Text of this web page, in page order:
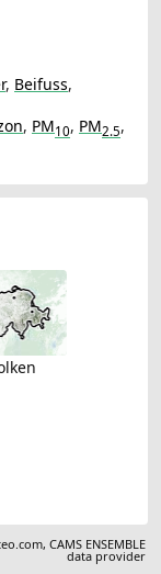
, Beifuss,
, PM10, PM2.5,
,CAMS ENSEMBLE
data provider